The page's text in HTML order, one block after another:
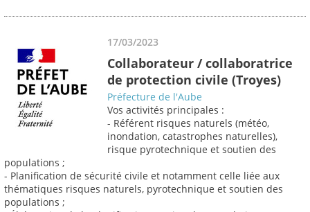
17/03/2023
Collaborateur / collaboratrice
de protection civile (Troyes)
Préfecture de l'Aube
Vos activités principales :
- Référent risques naturels (météo,
inondation, catastrophes naturelles),
risque pyrotechnique et soutien des
populations ;
- Planification de sécurité civile et notamment celle liée aux
thématiques risques naturels, pyrotechnique et soutien des
populations ;